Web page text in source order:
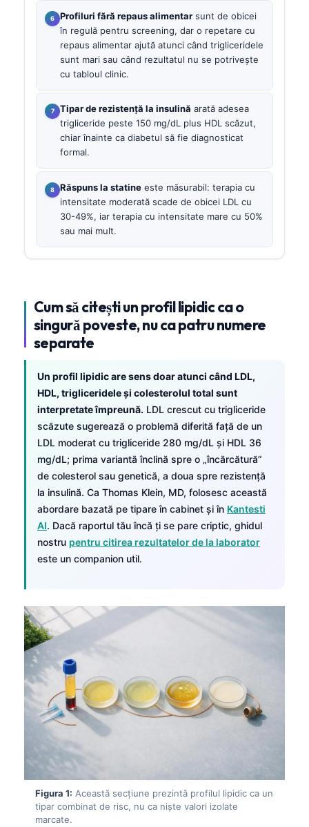
Profiluri fără repaus alimentar sunt de obicei
în regulă pentru screening, dar o repetare cu
repaus alimentar ajută atunci când trigliceridele
sunt mari sau când rezultatul nu se potrivește
cu tabloul clinic.
Tipar de rezistență la insulină arată adesea
trigliceride peste 150 mg/dL plus HDL scăzut,
chiar înainte ca diabetul să fie diagnosticat
formal.
Răspuns la statine este măsurabil: terapia cu
intensitate moderată scade de obicei LDL cu
30-49%, iar terapia cu intensitate mare cu 50%
sau mai mult.
Cum să citești un profil lipidic ca o
singură poveste, nu ca patru numere
separate
Un profil lipidic are sens doar atunci când LDL,
HDL, trigliceridele și colesterolul total sunt
interpretate împreună. LDL crescut cu trigliceride
scăzute sugerează o problemă diferită față de un
LDL moderat cu trigliceride 280 mg/dL și HDL 36
mg/dL; prima variantă înclină spre o „încărcătură”
de colesterol sau genetică, a doua spre rezistență
la insulină. Ca Thomas Klein, MD, folosesc această
abordare bazată pe tipare în cabinet și în Kantesti
AI. Dacă raportul tău încă ți se pare criptic, ghidul
nostru pentru citirea rezultatelor de la laborator
este un companion util.
Figura 1: Această secțiune prezintă profilul lipidic ca un
tipar combinat de risc, nu ca niște valori izolate
marcate.